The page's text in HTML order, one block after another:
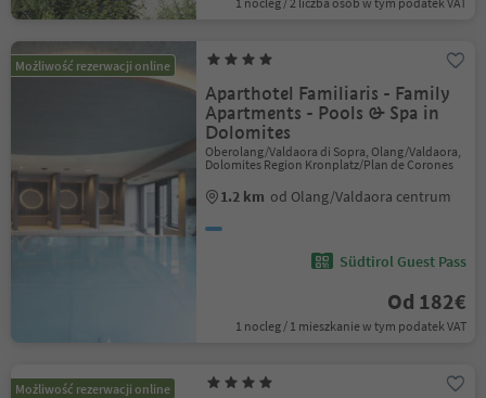
Możliwość rezerwacji online
Aparthotel Familiaris - Family
Apartments - Pools & Spa in
Dolomites
Oberolang/Valdaora di Sopra, Olang/Valdaora,
Dolomites Region Kronplatz/Plan de Corones
1.2 km od Olang/Valdaora centrum
Südtirol Guest Pass
Od 182€
1 nocleg / 1 mieszkanie w tym podatek VAT
Możliwość rezerwacji online